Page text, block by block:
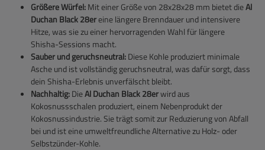
Größere Würfel:Mit einer Größe von 28x28x28 mm bietet dieAl
Duchan Black 28ereine längere Brenndauer und intensivere
Hitze, was sie zu einer hervorragenden Wahl für längere
Shisha-Sessions macht.
Sauber und geruchsneutral:Diese Kohle produziert minimale
Asche und ist vollständig geruchsneutral, was dafür sorgt, dass
dein Shisha-Erlebnis unverfälscht bleibt.
Nachhaltig:DieAl Duchan Black 28erwird aus
Kokosnussschalen produziert, einem Nebenprodukt der
Kokosnussindustrie. Sie trägt somit zur Reduzierung von Abfall
bei und ist eine umweltfreundliche Alternative zu Holz- oder
Selbstzünder-Kohle.